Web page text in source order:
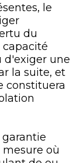
le
du
capacité
d'exiger une
la suite, et
constituera
garantie
où